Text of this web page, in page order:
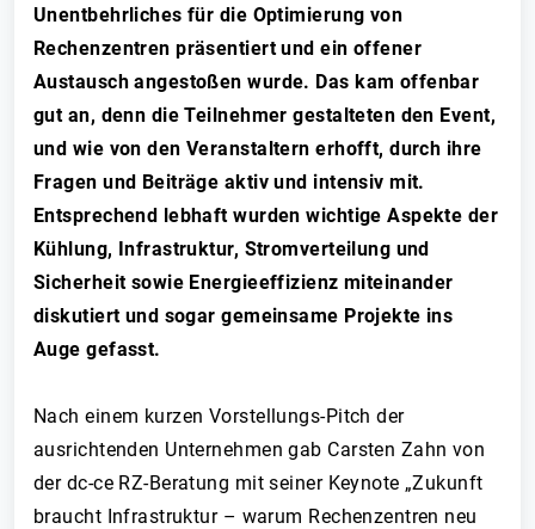
Unentbehrliches für die Optimierung von
Rechenzentren präsentiert und ein offener
Austausch angestoßen wurde. Das kam offenbar
gut an, denn die Teilnehmer gestalteten den Event,
und wie von den Veranstaltern erhofft, durch ihre
Fragen und Beiträge aktiv und intensiv mit.
Entsprechend lebhaft wurden wichtige Aspekte der
Kühlung, Infrastruktur, Stromverteilung und
Sicherheit sowie Energieeffizienz miteinander
diskutiert und sogar gemeinsame Projekte ins
Auge gefasst.
Nach einem kurzen Vorstellungs-Pitch der
ausrichtenden Unternehmen gab Carsten Zahn von
der dc-ce RZ-Beratung mit seiner Keynote „Zukunft
braucht Infrastruktur – warum Rechenzentren neu